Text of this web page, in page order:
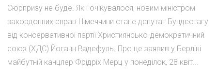
Сюрпризу не буде. Як і очікувалося, новим міністром
закордонних справ Німеччини стане депутат Бундестагу
від консервативної партії Християнсько-демократичний
союз (ХДС) Йоганн Вадефуль. Про це заявив у Берліні
майбутній канцлер Фрідріх Мерц у понеділок, 28 квіт...